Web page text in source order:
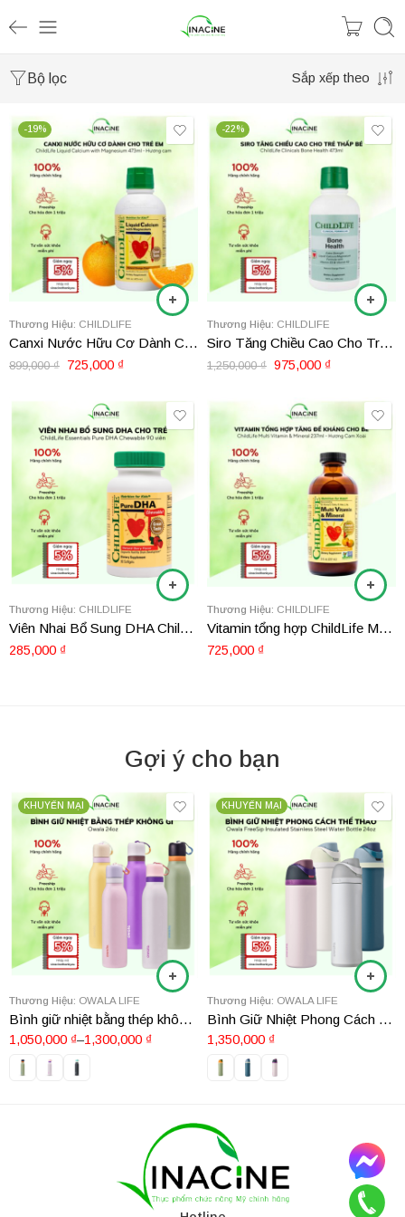
Bộ lọc Sắp xếp theo
-19%
Thương Hiệu: CHILDLIFE
Canxi Nước Hữu Cơ Dành Cho Trẻ Em ChildLife Liquid Calcium with Magnesium 473ml – Hương cam
899,000₫ 725,000 ₫
-22%
Thương Hiệu: CHILDLIFE
Siro Tăng Chiều Cao Cho Trẻ Thấp Bé ChildLife Clinicals Bone Health 473ml
1,250,000₫ 975,000 ₫
Thương Hiệu: CHILDLIFE
Viên Nhai Bổ Sung DHA ChildLife Essentials Pure DHA Chewable 90 viên
285,000 ₫
Thương Hiệu: CHILDLIFE
Vitamin tổng hợp ChildLife Multi Vitamin Mineral 237ml
725,000 ₫
Gợi ý cho bạn
KHUYẾN MẠI
Thương Hiệu: OWALA LIFE
Bình giữ nhiệt bằng thép không gỉ Owala 24oz
1,050,000 ₫–1,300,000 ₫
KHUYẾN MẠI
Thương Hiệu: OWALA LIFE
Bình Giữ Nhiệt Phong Cách Thể Thao Owala FreeSip Insulated Stainless Steel Water Bottle 24oz
1,350,000 ₫